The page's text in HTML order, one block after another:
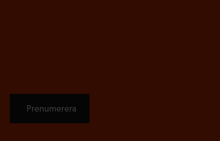
Prenumerera